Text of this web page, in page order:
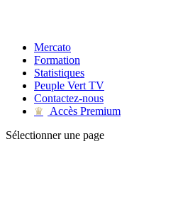
Mercato
Formation
Statistiques
Peuple Vert TV
Contactez-nous
♛
Accès Premium
Sélectionner une page